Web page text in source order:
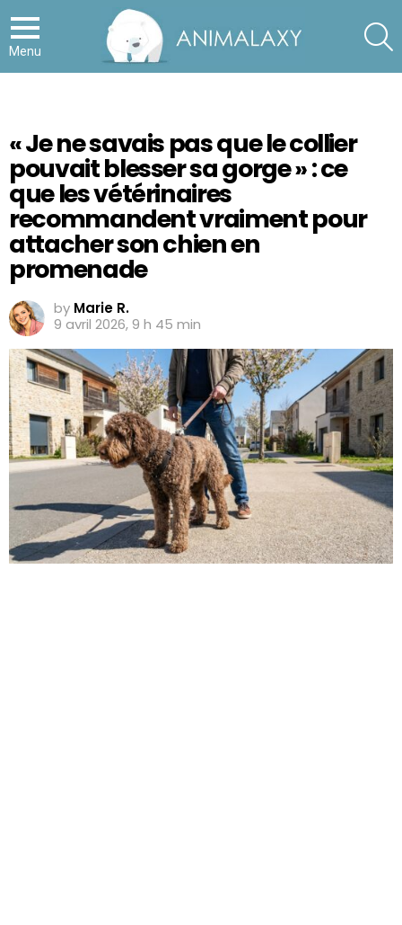
Menu
« Je ne savais pas que le collier
pouvait blesser sa gorge » : ce
que les vétérinaires
recommandent vraiment pour
attacher son chien en
promenade
by Marie R.
9 avril 2026, 9 h 45 min